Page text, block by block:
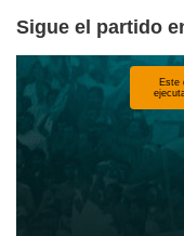
Sigue el partido